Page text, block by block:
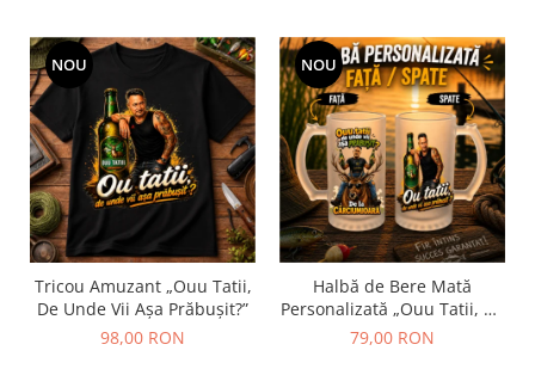
NOU
Tricou Amuzant „Ouu Tatii,
De Unde Vii Așa Prăbușit?”
98,00 RON
NOU
Halbă de Bere Mată
Personalizată „Ouu Tatii, De
Unde Vii Așa Prăbușit?”
79,00 RON